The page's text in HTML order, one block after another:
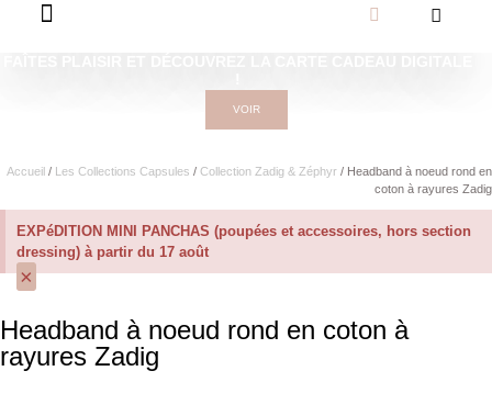
VOIR
Accueil / Les Collections Capsules / Collection Zadig & Zéphyr / Headband à noeud rond en
coton à rayures Zadig
EXPéDITION MINI PANCHAS (poupées et accessoires, hors section
dressing) à partir du 17 août
×
Headband à noeud rond en coton à
rayures Zadig